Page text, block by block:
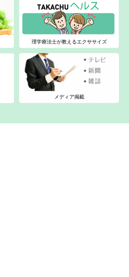
理学療法士が教えるエクササイズ
メディア掲載